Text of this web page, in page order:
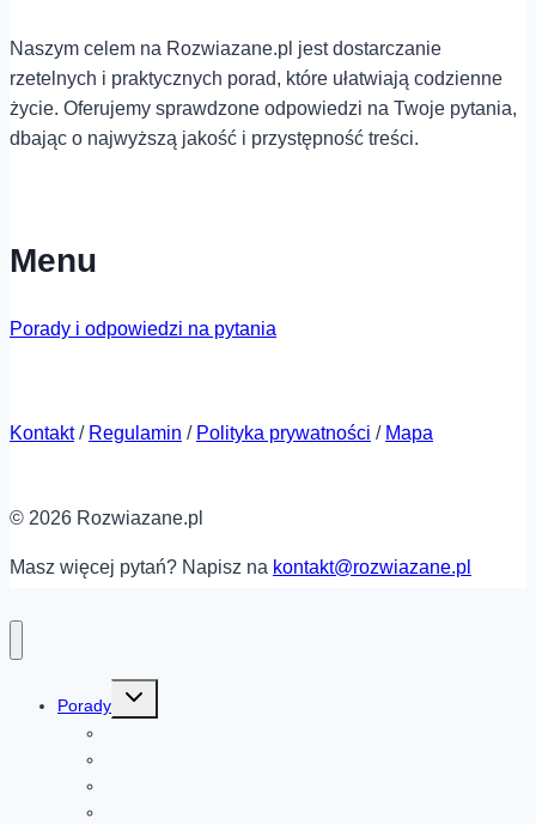
Naszym celem na Rozwiazane.pl jest dostarczanie
rzetelnych i praktycznych porad, które ułatwiają codzienne
życie. Oferujemy sprawdzone odpowiedzi na Twoje pytania,
dbając o najwyższą jakość i przystępność treści.
Menu
Porady i odpowiedzi na pytania
Kontakt/ Regulamin / Polityka prywatności / Mapa
© 2026 Rozwiazane.pl
Masz więcej pytań? Napisz na kontakt@rozwiazane.pl
Porady
Przełącz